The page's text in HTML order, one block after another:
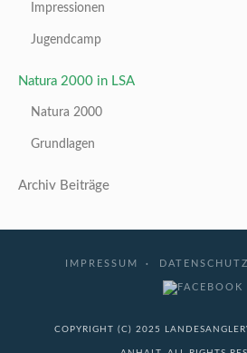
Impressionen
Jugendcamp
Natura 2000 in LSA
Natura 2000
Grundlagen
Archiv Beiträge
IMPRESSUM
COPYRIGHT (C) 2025